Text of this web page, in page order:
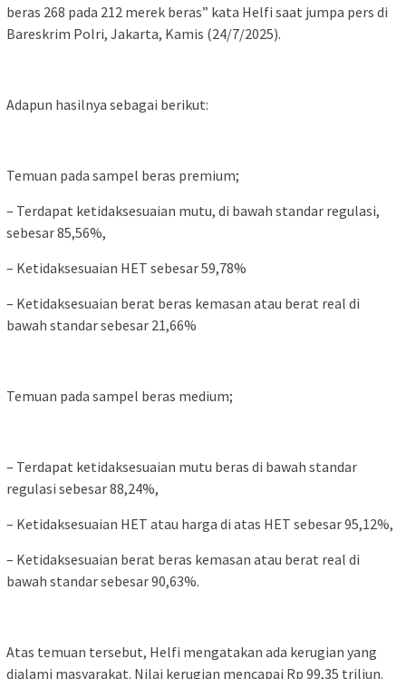
beras 268 pada 212 merek beras” kata Helfi saat jumpa pers di
Bareskrim Polri, Jakarta, Kamis (24/7/2025).
Adapun hasilnya sebagai berikut:
Temuan pada sampel beras premium;
– Terdapat ketidaksesuaian mutu, di bawah standar regulasi,
sebesar 85,56%,
– Ketidaksesuaian HET sebesar 59,78%
– Ketidaksesuaian berat beras kemasan atau berat real di
bawah standar sebesar 21,66%
Temuan pada sampel beras medium;
– Terdapat ketidaksesuaian mutu beras di bawah standar
regulasi sebesar 88,24%,
– Ketidaksesuaian HET atau harga di atas HET sebesar 95,12%,
– Ketidaksesuaian berat beras kemasan atau berat real di
bawah standar sebesar 90,63%.
Atas temuan tersebut, Helfi mengatakan ada kerugian yang
dialami masyarakat. Nilai kerugian mencapai Rp 99,35 triliun.